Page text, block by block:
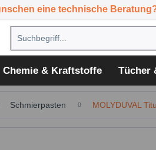
eine technische
Chemie & Kraftstoffe Tücher
Schmierpasten MOLYDUVAL